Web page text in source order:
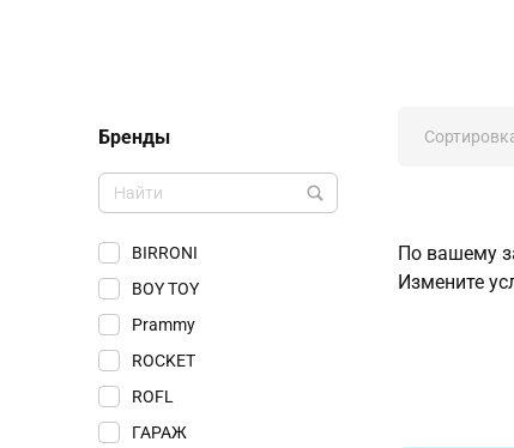
Бренды
BIRRONI
BOY TOY
Prammy
ROCKET
ROFL
ГАРАЖ
По вашему
Измените